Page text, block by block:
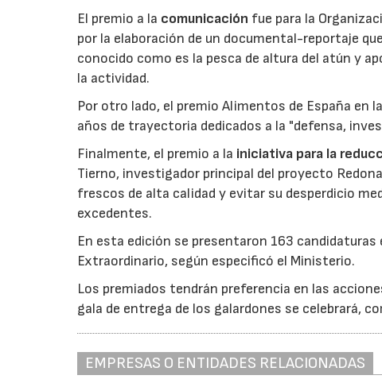
El premio a la comunicación fue para la
por la elaboración de un documental-reportaje
conocido como es la pesca de altura del atún y
la actividad.
Por otro lado, el premio Alimentos de España en la
años de trayectoria dedicados a la "defensa,
Finalmente, el premio a la iniciativa para la
Tierno, investigador principal del proyecto
frescos de alta calidad y evitar su desperdicio
excedentes.
En esta edición se presentaron 163
Extraordinario, según especificó el Ministerio.
Los premiados tendrán preferencia en las
gala de entrega de los galardones se celebrará,
EMPRESAS O ENTIDADES RELACIONADAS